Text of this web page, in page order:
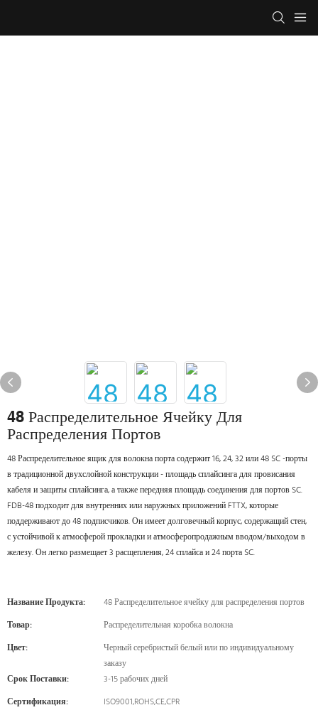
48 Распределительное Ячейку Для
Распределения Портов
48 Распределительное ящик для волокна порта содержит 16, 24, 32 или 48 SC -порты
в традиционной двухслойной конструкции - площадь сплайсинга для провисания
кабеля и защиты сплайсинга, а также передняя площадь соединения для портов SC.
FDB-48 подходит для внутренних или наружных приложений FTTX, которые
поддерживают до 48 подписчиков. Он имеет долговечный корпус, содержащий стен,
с устойчивой к атмосферой прокладки и атмосферопродажным вводом/выходом в
железу. Он легко размещает 3 расщепления, 24 сплайса и 24 порта SC.
Название Продукта:
48 Распределительное ячейку для распределения портов
Товар:
Распределительная коробка волокна
Цвет:
Черный серебристый белый или по индивидуальному
заказу
Срок Поставки:
3-15 рабочих дней
Сертификация:
ISO9001,ROHS,CE,CPR